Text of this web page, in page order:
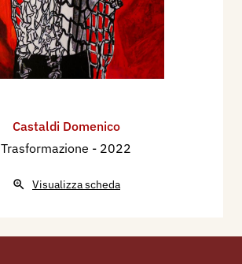
Castaldi Domenico
Trasformazione - 2022
Visualizza scheda